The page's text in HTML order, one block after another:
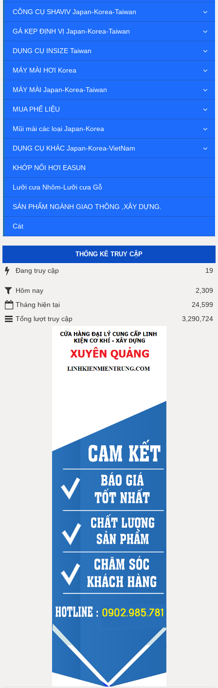
CÔNG CỤ SHAVIV Japan-Korea-Taiwan
GÁ KẸP ĐỊNH VỊ Japan-Korea-Taiwan
DỤNG CỤ INSIZE Taiwan
MÁY MÀI HƠI Korea
MÁY MÀI Japan-Korea-Taiwan
MUA PHẾ LIỆU
Mũi mài các loại Japan-Korea
DỤNG CỤ KHÁC Japan-Korea-VietNam
KHỚP NỐI HƠI EASUN
Lưỡi cưa Nhôm-Lưỡi cưa Gỗ
SẢN PHẨM NGÀNH GIAO THÔNG ,XÂY DỰNG.
Cát
THỐNG KÊ TRUY CẬP
Đang truy cập 19
Hôm nay
2,309
Tháng hiện tại
24,599
Tổng lượt truy cập
3,290,724